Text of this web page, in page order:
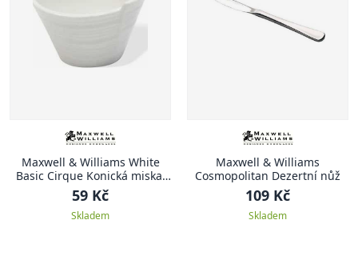
Maxwell & Williams White
Basic Cirque Konická miska,
5.5 cm
59 Kč
Skladem
Maxwell & Williams
Cosmopolitan Dezertní nůž
109 Kč
Skladem